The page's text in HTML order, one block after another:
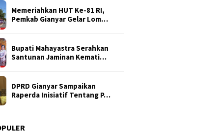
Memeriahkan HUT Ke-81 RI,
Pemkab Gianyar Gelar Lom…
Bupati Mahayastra Serahkan
Santunan Jaminan Kemati…
DPRD Gianyar Sampaikan
Raperda Inisiatif Tentang P…